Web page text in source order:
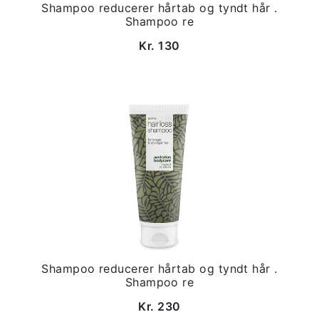
Shampoo reducerer hårtab og tyndt hår .
Shampoo re
Kr. 130
Shampoo reducerer hårtab og tyndt hår .
Shampoo re
Kr. 230